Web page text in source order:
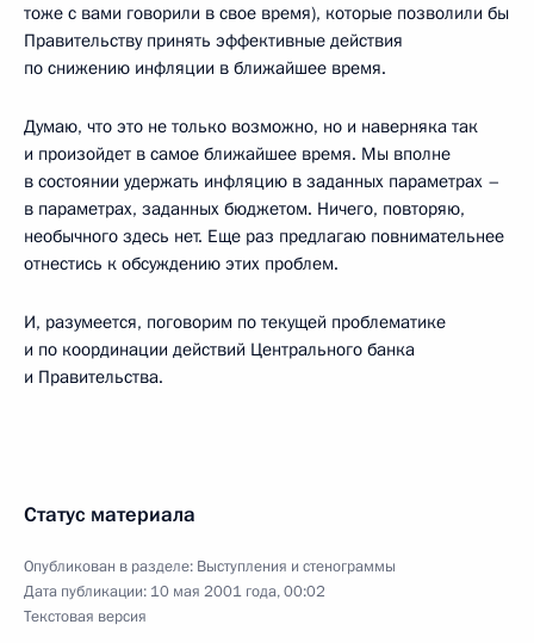
тоже с вами говорили в свое время), которые позволили бы
Правительству принять эффективные действия
по снижению инфляции в ближайшее время.
Думаю, что это не только возможно, но и наверняка так
и произойдет в самое ближайшее время. Мы вполне
в состоянии удержать инфляцию в заданных параметрах –
в параметрах, заданных бюджетом. Ничего, повторяю,
необычного здесь нет. Еще раз предлагаю повнимательнее
отнестись к обсуждению этих проблем.
И, разумеется, поговорим по текущей проблематике
и по координации действий Центрального банка
и Правительства.
Статус материала
Опубликован в разделе: Выступления и стенограммы
Дата публикации: 10 мая 2001 года, 00:02
Текстовая версия